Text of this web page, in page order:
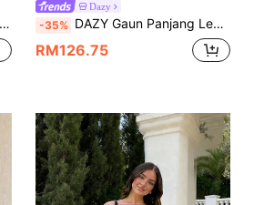
Dazy
-35% DAZY Gaun Panjang Lengan Kelopak Trim Renda Berpayet Elegan Wanita, Musim Panas, Gaun Tetamu Perkahwinan Wanita Gaun Bunga Untuk Wanita
RM126.75